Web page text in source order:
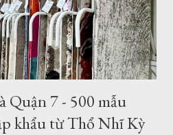
viên đang gia công cắt thảm tròn
có thể chọn kích thước thảm
có rất nhiều mẫu tại showroom
Quận 7 - 500 mẫu
khẩu từ Thổ Nhĩ Kỳ